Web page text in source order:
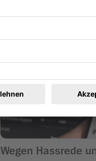
Wegen Hassrede